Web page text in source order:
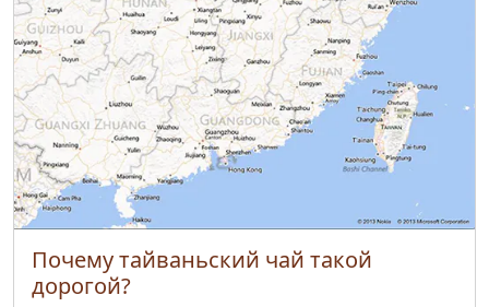
Почему тайваньский чай такой
дорогой?